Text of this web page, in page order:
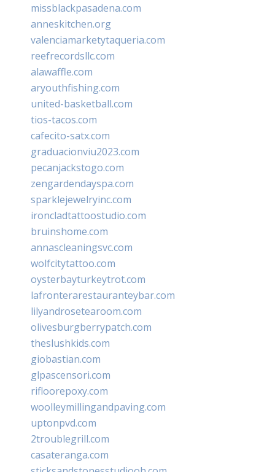
missblackpasadena.com
anneskitchen.org
valenciamarketytaqueria.com
reefrecordsllc.com
alawaffle.com
aryouthfishing.com
united-basketball.com
tios-tacos.com
cafecito-satx.com
graduacionviu2023.com
pecanjackstogo.com
zengardendayspa.com
sparklejewelryinc.com
ironcladtattoostudio.com
bruinshome.com
annascleaningsvc.com
wolfcitytattoo.com
oysterbayturkeytrot.com
lafronterarestauranteybar.com
lilyandrosetearoom.com
olivesburgberrypatch.com
theslushkids.com
giobastian.com
glpascensori.com
rifloorepoxy.com
woolleymillingandpaving.com
uptonpvd.com
2troublegrill.com
casateranga.com